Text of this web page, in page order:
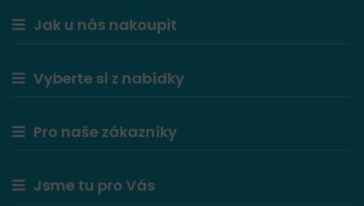
Jak u nás nakoupit
Vyberte si z nabídky
Pro naše zákazníky
Jsme tu pro Vás